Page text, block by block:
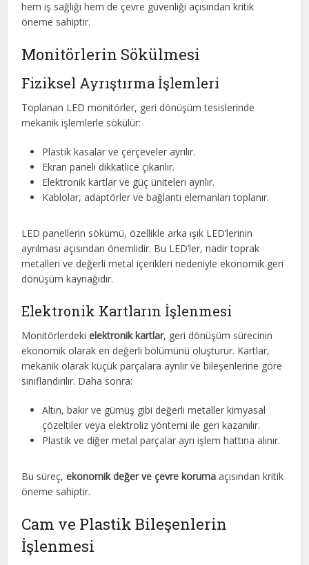
hem iş sağlığı hem de çevre güvenliği açısından kritik
öneme sahiptir.
Monitörlerin Sökülmesi
Fiziksel Ayrıştırma İşlemleri
Toplanan LED monitörler, geri dönüşüm tesislerinde
mekanik işlemlerle sökülür:
Plastik kasalar ve çerçeveler ayrılır.
Ekran paneli dikkatlice çıkarılır.
Elektronik kartlar ve güç üniteleri ayrılır.
Kablolar, adaptörler ve bağlantı elemanları toplanır.
LED panellerin sökümü, özellikle arka ışık LED’lerinin
ayrılması açısından önemlidir. Bu LED’ler, nadir toprak
metalleri ve değerli metal içerikleri nedeniyle ekonomik geri
dönüşüm kaynağıdır.
Elektronik Kartların İşlenmesi
Monitörlerdekielektronik kartlar, geri dönüşüm sürecinin
ekonomik olarak en değerli bölümünü oluşturur. Kartlar,
mekanik olarak küçük parçalara ayrılır ve bileşenlerine göre
sınıflandırılır. Daha sonra:
Altın, bakır ve gümüş gibi değerli metaller kimyasal
çözeltiler veya elektroliz yöntemi ile geri kazanılır.
Plastik ve diğer metal parçalar ayrı işlem hattına alınır.
Bu süreç,ekonomik değer ve çevre koruma açısından kritik
öneme sahiptir.
Cam ve Plastik Bileşenlerin
İşlenmesi